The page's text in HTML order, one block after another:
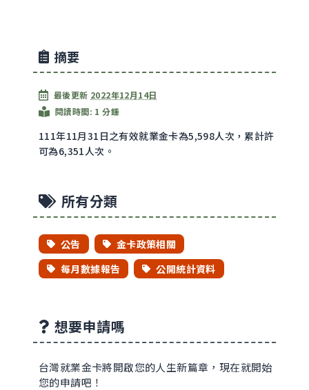
摘要
最後更新 2022年12月14日
閱讀時間: 1 分鍾
111年11月31日之有效就業金卡為5,598人次，累計許
可為6,351人次。
所有分類
公告
金卡政策相關
每月數據報告
公開統計資料
想要申請嗎
台灣就業金卡將開啟您的人生新篇章，現在就開始
您的申請吧！